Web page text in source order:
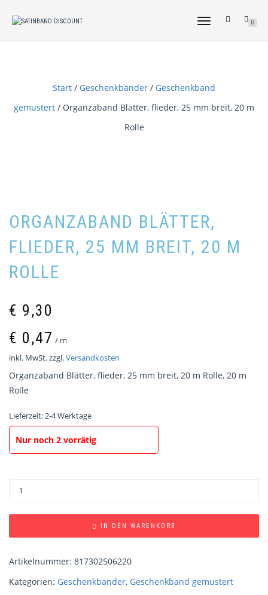
NAVIGATION
0
Start / Geschenkbänder / Geschenkband
gemustert / Organzaband Blätter, flieder, 25 mm breit, 20 m
Rolle
ORGANZABAND BLÄTTER,
FLIEDER, 25 MM BREIT, 20 M
ROLLE
€ 9,30
€ 0,47 / m
inkl. MwSt.zzgl.Versandkosten
Organzaband Blätter, flieder, 25 mm breit, 20 m Rolle, 20 m
Rolle
Lieferzeit:2-4 Werktage
Nur noch 2 vorrätig
IN DEN WARENKORB
Artikelnummer: 817302506220
Kategorien: Geschenkbänder, Geschenkband gemustert